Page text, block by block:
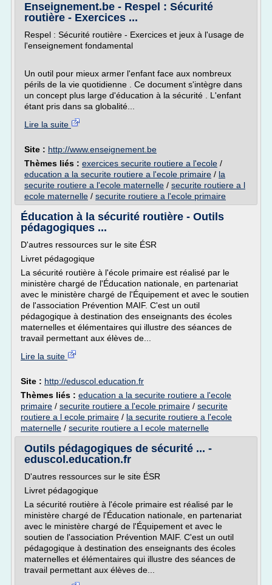
Enseignement.be - Respel : Sécurité
routière - Exercices ...
Respel : Sécurité routière - Exercices et jeux à l'usage de
l'enseignement fondamental
Un outil pour mieux armer l'enfant face aux nombreux
périls de la vie quotidienne . Ce document s'intègre dans
un concept plus large d'éducation à la sécurité . L'enfant
étant pris dans sa globalité...
Lire la suite
Site : http://www.enseignement.be
Thèmes liés : exercices securite routiere a l'ecole /
education a la securite routiere a l'ecole primaire / la
securite routiere a l'ecole maternelle / securite routiere a l
ecole maternelle / securite routiere a l'ecole primaire
Éducation à la sécurité routière - Outils
pédagogiques ...
D'autres ressources sur le site ÉSR
Livret pédagogique
La sécurité routière à l'école primaire est réalisé par le
ministère chargé de l'Éducation nationale, en partenariat
avec le ministère chargé de l'Équipement et avec le soutien
de l'association Prévention MAIF. C'est un outil
pédagogique à destination des enseignants des écoles
maternelles et élémentaires qui illustre des séances de
travail permettant aux élèves de...
Lire la suite
Site : http://eduscol.education.fr
Thèmes liés : education a la securite routiere a l'ecole
primaire / securite routiere a l'ecole primaire / securite
routiere a l ecole primaire / la securite routiere a l'ecole
maternelle / securite routiere a l ecole maternelle
Outils pédagogiques de sécurité ... -
eduscol.education.fr
D'autres ressources sur le site ÉSR
Livret pédagogique
La sécurité routière à l'école primaire est réalisé par le
ministère chargé de l'Éducation nationale, en partenariat
avec le ministère chargé de l'Équipement et avec le
soutien de l'association Prévention MAIF. C'est un outil
pédagogique à destination des enseignants des écoles
maternelles et élémentaires qui illustre des séances de
travail permettant aux élèves de...